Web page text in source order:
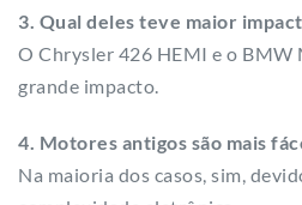
3. Qual deles teve maior
O Chrysler 426 HEMI e o BMW
grande impacto.
4. Motores antigos são mais
Na maioria dos casos, sim,